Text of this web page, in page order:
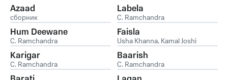
Azaad
сборник
Labela
C. Ramchandra
Hum Deewane
C. Ramchandra
Faisla
Usha Khanna, Kamal Joshi
Karigar
C. Ramchandra
Baarish
C. Ramchandra